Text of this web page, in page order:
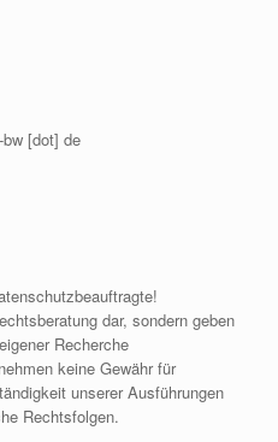
[dot] de
dar, sondern geben
Recherche
keine Gewähr für
unserer Ausführungen
Rechtsfolgen.